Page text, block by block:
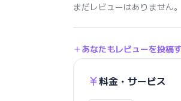
まだレビューはありません
あなたもレビューを投稿
料金・サービス